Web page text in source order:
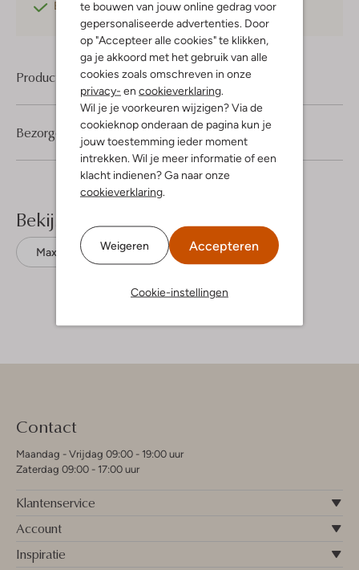
te bouwen van jouw online gedrag voor
gepersonaliseerde advertenties. Door
op "Accepteer alle cookies" te klikken,
ga je akkoord met het gebruik van alle
cookies zoals omschreven in onze
privacy- en cookieverklaring.
Wil je je voorkeuren wijzigen? Via de
cookieknop onderaan de pagina kun je
jouw toestemming ieder moment
intrekken. Wil je meer informatie of een
klacht indienen? Ga naar onze
cookieverklaring.
Weigeren Accepteren
Cookie-instellingen
Betaal achterafmet Klarna
Product informatie
Bezorgen & retourneren
Bekijk meer
Maxi jurken Nema Katoen
Contact
Maandag - Vrijdag 09:00 - 19:00 uur
Zaterdag 09:00 - 17:00 uur
Klantenservice
Account
Inspiratie